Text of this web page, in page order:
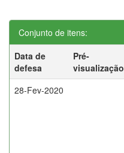
Conjunto de itens:
Data de
defesa
Pré-
visualização
28-Fev-2020